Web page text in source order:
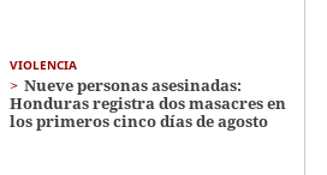
VIOLENCIA
Nueve personas asesinadas:
Honduras registra dos masacres en
los primeros cinco días de agosto